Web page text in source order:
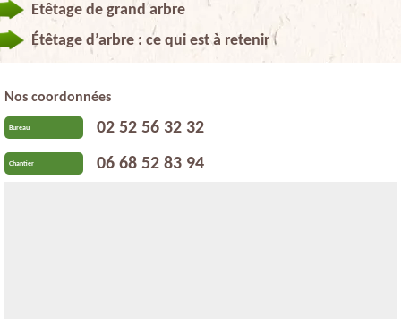
Etêtage de grand arbre
Étêtage d’arbre : ce qui est à retenir
Nos coordonnées
Bureau 02 52 56 32 32
Chantier 06 68 52 83 94